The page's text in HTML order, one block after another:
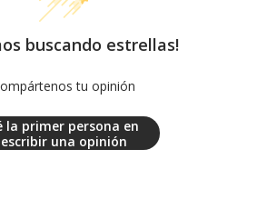
buscando estrellas!
tu opinión
la primer persona en
escribir una opinión